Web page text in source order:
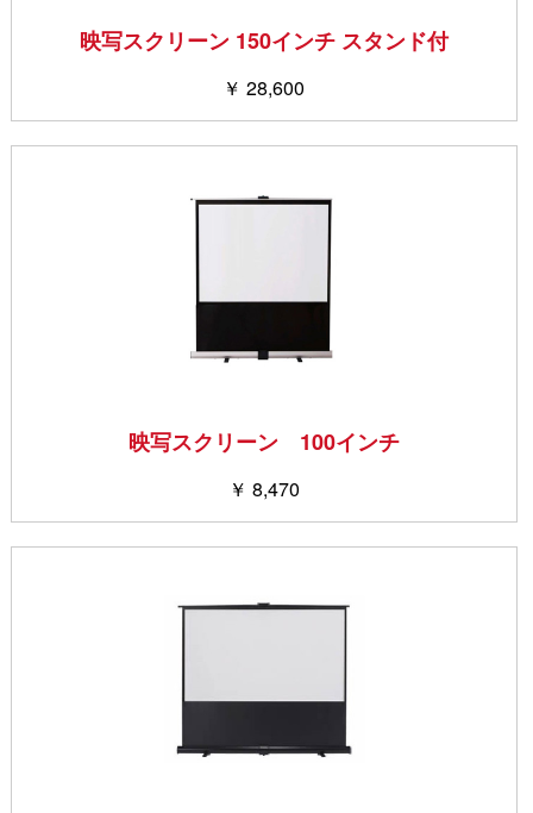
映写スクリーン 150インチ スタンド付
￥ 28,600
映写スクリーン 100インチ
￥ 8,470